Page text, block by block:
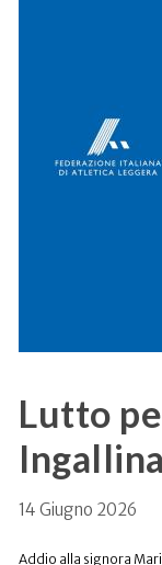
Lutto
Ingallina
14 Giugno 2026
Addio alla signora